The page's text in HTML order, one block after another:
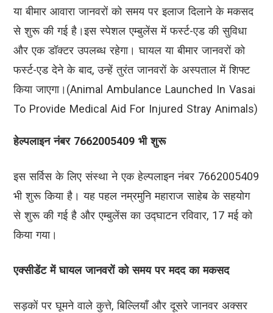
या बीमार आवारा जानवरों को समय पर इलाज दिलाने के मकसद
से शुरू की गई है।इस स्पेशल एम्बुलेंस में फर्स्ट-एड की सुविधा
और एक डॉक्टर उपलब्ध रहेगा। घायल या बीमार जानवरों को
फर्स्ट-एड देने के बाद, उन्हें तुरंत जानवरों के अस्पताल में शिफ्ट
किया जाएगा।(Animal Ambulance Launched In Vasai
To Provide Medical Aid For Injured Stray Animals)
हेल्पलाइन नंबर 7662005409 भी शुरू
इस सर्विस के लिए संस्था ने एक हेल्पलाइन नंबर 7662005409
भी शुरू किया है। यह पहल नम्रमुनि महाराज साहेब के सहयोग
से शुरू की गई है और एम्बुलेंस का उद्घाटन रविवार, 17 मई को
किया गया।
एक्सीडेंट में घायल जानवरों को समय पर मदद का मकसद
सड़कों पर घूमने वाले कुत्ते, बिल्लियाँ और दूसरे जानवर अक्सर